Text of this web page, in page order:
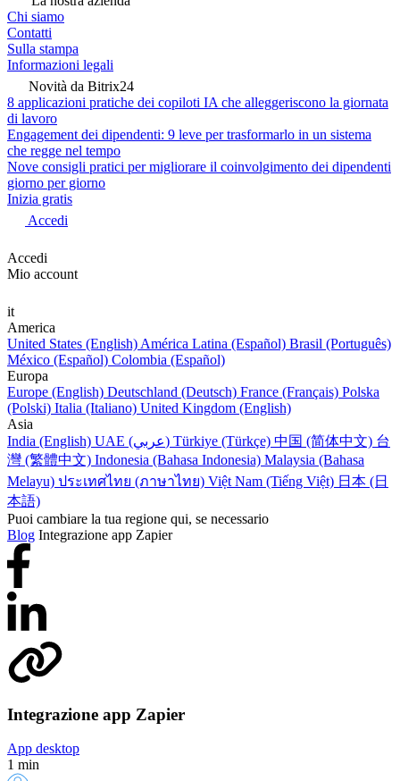
Chi siamo
Contatti
Sulla stampa
Informazioni legali
Novità da Bitrix24
8 applicazioni pratiche dei copiloti IA che alleggeriscono la giornata
di lavoro
Engagement dei dipendenti: 9 leve per trasformarlo in un sistema
che regge nel tempo
Nove consigli pratici per migliorare il coinvolgimento dei dipendenti
giorno per giorno
Inizia gratis
Accedi
Accedi
Mio account
it
America
United States (English) América Latina (Español) Brasil (Português)
México (Español) Colombia (Español)
Europa
Europe (English) Deutschland (Deutsch) France (Français) Polska
(Polski) Italia (Italiano) United Kingdom (English)
Asia
India (English)
UAE (عربي) Türkiye (Türkçe) 中国 (简体中文) 台
灣 (繁體中文) Indonesia (Bahasa Indonesia) Malaysia (Bahasa
Melayu) ประเทศไทย (ภาษาไทย) Việt Nam (Tiếng Việt) 日本 (日
本語)
Puoi cambiare la tua regione qui, se necessario
Blog Integrazione app Zapier
Integrazione app Zapier
App desktop
1 min